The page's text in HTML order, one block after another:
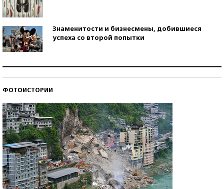
Знаменитости и бизнесмены, добившиеся
успеха со второй попытки
ФОТОИСТОРИИ